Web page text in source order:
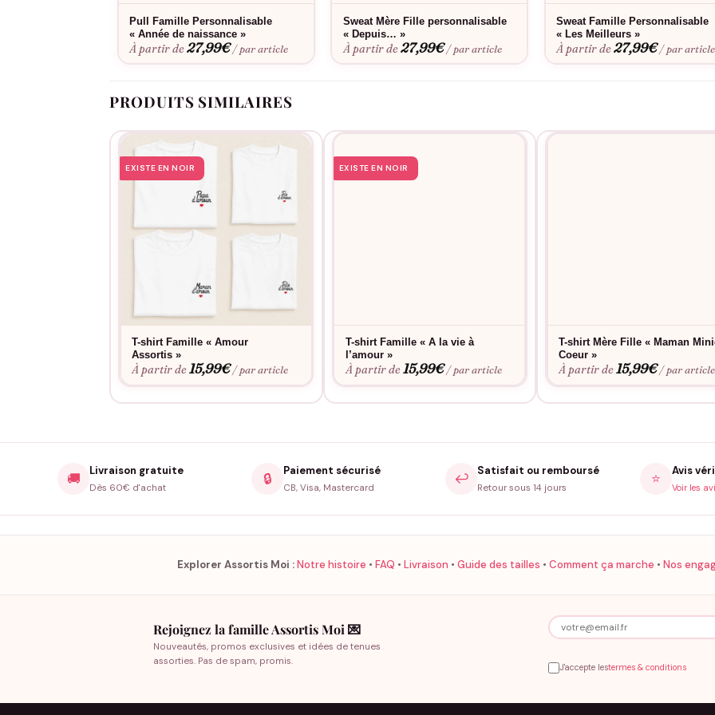
Pull Famille Personnalisable
« Année de naissance »
À partir de27,99€ / par article
Sweat Mère Fille personnalisable
« Depuis… »
À partir de27,99€ / par article
Sweat Famille Personnalisable
« Les Meilleurs »
À partir de27,99€ / par article
PRODUITS SIMILAIRES
EXISTE EN NOIR
T-shirt Famille « Amour
Assortis »
À partir de15,99€ / par article
EXISTE EN NOIR
T-shirt Famille « A la vie à
l’amour »
À partir de15,99€ / par article
T-shirt Mère Fille « Maman
Coeur »
À partir de15,99€ / par article
🚚 Livraison gratuite
Dès 60€ d'achat
🔒 Paiement sécurisé
CB, Visa, Mastercard
↩️ Satisfait ou remboursé
Retour sous 14 jours
⭐ Avis
Voir les
Explorer Assortis Moi :Notre histoire • FAQ • Livraison • Guide des tailles • Comment ça marche • Nos
Rejoignez la famille Assortis Moi 💌
Nouveautés, promos exclusives et idées de tenues
assorties. Pas de spam, promis.
J'accepte lestermes & conditions